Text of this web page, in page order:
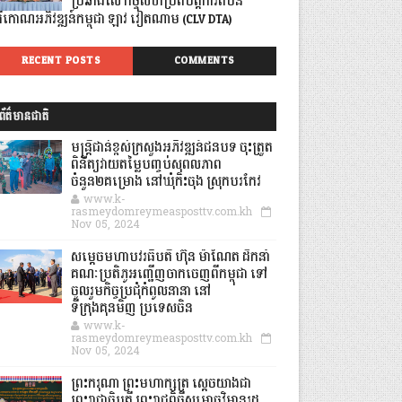
ោណអភិវឌ្ឍន៍កម្ពុជា ឡាវ វៀតណាម (CLV DTA)
RECENT POSTS COMMENTS
ត៌មានជាតិ
មន្ត្រីជាន់ខ្ពស់ក្រសួងអភិវឌ្ឍន៍ជនបទ ចុះត្រួត
ពិនិត្យវាយតម្លៃបញ្ចប់សុពលភាព
ចំនួន២គម្រោង នៅឃុំកិះចុង ស្រុកបរកែវ
www.k-
rasmeydomreymeasposttv.com.kh
Nov 05, 2024
សម្តេចមហាបវរធិបតី ហ៊ុន ម៉ាណែត ដឹកនាំ
គណៈប្រតិភូអញ្ជើញចាកចេញពីកម្ពុជា ទៅ
ចូលរួមកិច្ចប្រជុំកំពូលនានា នៅ
ទីក្រុងគុនមិញ ប្រទេសចិន
www.k-
rasmeydomreymeasposttv.com.kh
Nov 05, 2024
ព្រះករុណា ព្រះមហាក្សត្រ ស្តេចយាងជា